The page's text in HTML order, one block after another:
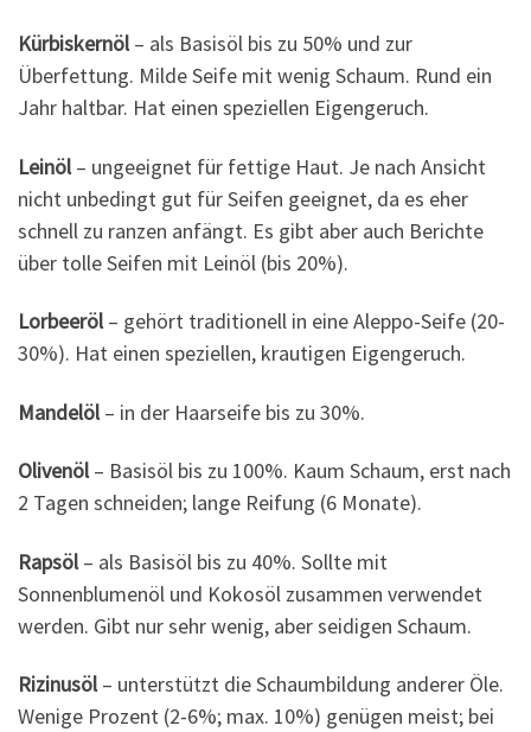
Kürbiskernöl– als Basisöl bis zu 50% und zur
Überfettung. Milde Seife mit wenig Schaum. Rund ein
Jahr haltbar. Hat einen speziellen Eigengeruch.
Leinöl– ungeeignet für fettige Haut. Je nach Ansicht
nicht unbedingt gut für Seifen geeignet, da es eher
schnell zu ranzen anfängt. Es gibt aber auch Berichte
über tolle Seifen mit Leinöl (bis 20%).
Lorbeeröl– gehört traditionell in eine Aleppo-Seife (20-
30%). Hat einen speziellen, krautigen Eigengeruch.
Mandelöl– in der Haarseife bis zu 30%.
Olivenöl– Basisöl bis zu 100%. Kaum Schaum, erst nach
2 Tagen schneiden; lange Reifung (6 Monate).
Rapsöl– als Basisöl bis zu 40%. Sollte mit
Sonnenblumenöl und Kokosöl zusammen verwendet
werden. Gibt nur sehr wenig, aber seidigen Schaum.
Rizinusöl– unterstützt die Schaumbildung anderer Öle.
Wenige Prozent (2-6%; max. 10%) genügen meist; bei